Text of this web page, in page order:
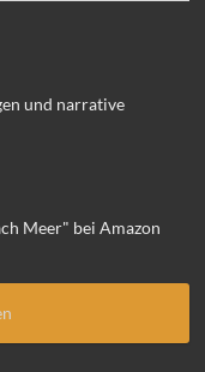
und narrative
Meer" bei Amazon